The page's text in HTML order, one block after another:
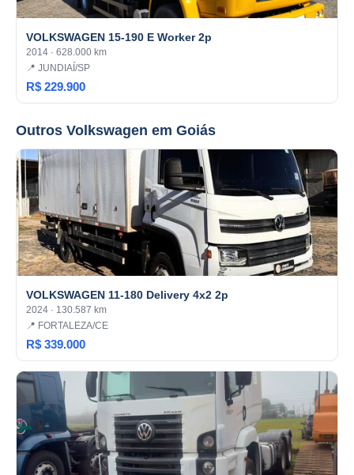
VOLKSWAGEN 15-190 E Worker 2p
2014 · 628.000 km
📍 JUNDIAÍ/SP
R$ 229.900
Outros Volkswagen em Goiás
VOLKSWAGEN 11-180 Delivery 4x2 2p
2024 · 130.587 km
📍 FORTALEZA/CE
R$ 339.000